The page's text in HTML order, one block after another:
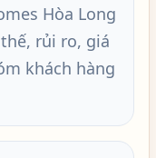
Hòa Long
rủi ro, giá
khách hàng